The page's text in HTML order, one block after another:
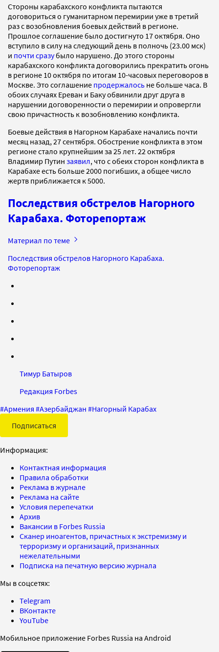
Стороны карабахского конфликта пытаются
договориться о гуманитарном перемирии уже в третий
раз с возобновления боевых действий в регионе.
Прошлое соглашение было достигнуто 17 октября. Оно
вступило в силу на следующий день в полночь (23.00 мск)
и почти сразубыло нарушено. До этого стороны
карабахского конфликта договорились прекратить огонь
в регионе 10 октября по итогам 10-часовых переговоров в
Москве. Это соглашение продержалось не больше часа. В
обоих случаях Ереван и Баку обвинили друг друга в
нарушении договоренности о перемирии и опровергли
свою причастность к возобновлению конфликта.
Боевые действия в Нагорном Карабахе начались почти
месяц назад, 27 сентября. Обострение конфликта в этом
регионе стало крупнейшим за 25 лет. 22 октября
Владимир Путин заявил, что с обеих сторон конфликта в
Карабахе есть больше 2000 погибших, а общее число
жертв приближается к 5000.
Последствия обстрелов Нагорного
Карабаха. Фоторепортаж
Материал по теме
Последствия обстрелов Нагорного Карабаха.
Фоторепортаж
Тимур Батыров
Редакция Forbes
#Армения #Азербайджан #Нагорный Карабах
Подписаться
Информация:
Контактная информация
Правила обработки
Реклама в журнале
Реклама на сайте
Условия перепечатки
Архив
Вакансии в Forbes Russia
Сканер иноагентов, причастных к экстремизму и
терроризму и организаций, признанных
нежелательными
Подписка на печатную версию журнала
Мы в соцсетях:
Telegram
ВКонтакте
YouTube
Мобильное приложение Forbes Russia на Android